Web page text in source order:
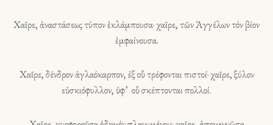
Χαῖρε, ἀναστάσεως τύπον ἐκλάμπουσα· χαῖρε, τῶν Ἀγγέλων τόν βίον
ἐμφαίνουσα.
Χαῖρε, δένδρον ἀγλαόκαρπον, ἐξ οὗ τρέφονται πιστοί· χαῖρε, ξύλον
εὐσκιόφυλλον, ὑφ’ οὗ σκέπτονται πολλοί.